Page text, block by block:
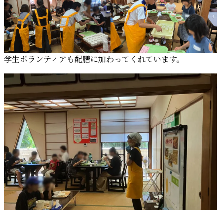
学生ボランティアも配膳に加わってくれています。